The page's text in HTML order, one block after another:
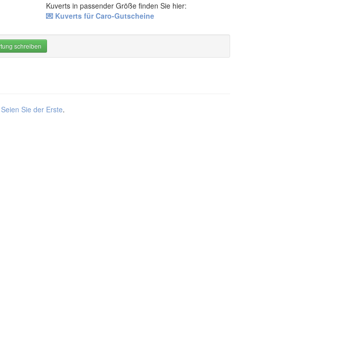
Kuverts in passender Größe finden Sie hier:
💌 Kuverts für Caro-Gutscheine
schreiben
Seien Sie der Erste.